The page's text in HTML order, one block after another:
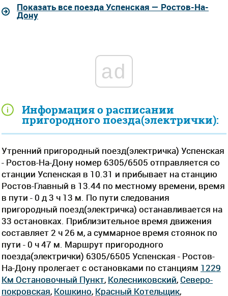
Информация о расписании
пригородного поезда(электрички):
Утренний пригородный поезд(электричка) Успенская
- Ростов-На-Дону номер 6305/6505 отправляется со
станции Успенская в 10.31 и прибывает на станцию
Ростов-Главный в 13.44 по местному времени, время
в пути - 0 д 3 ч 13 м. По пути следования
пригородный поезд(электричка) останавливается на
33 остановках. Приблизительное время движения
составляет 2 ч 26 м, а суммарное время стоянок по
пути - 0 ч 47 м. Маршрут пригородного
поезда(электрички) 6305/6505 Успенская - Ростов-
На-Дону пролегает c остановками по станциям 1229
Км Остановочный Пункт, Колесниковский, Северо-
покровская, Кошкино, Красный Котельщик,
Показать все поезда Успенская — Ростов-На-
Дону
ad